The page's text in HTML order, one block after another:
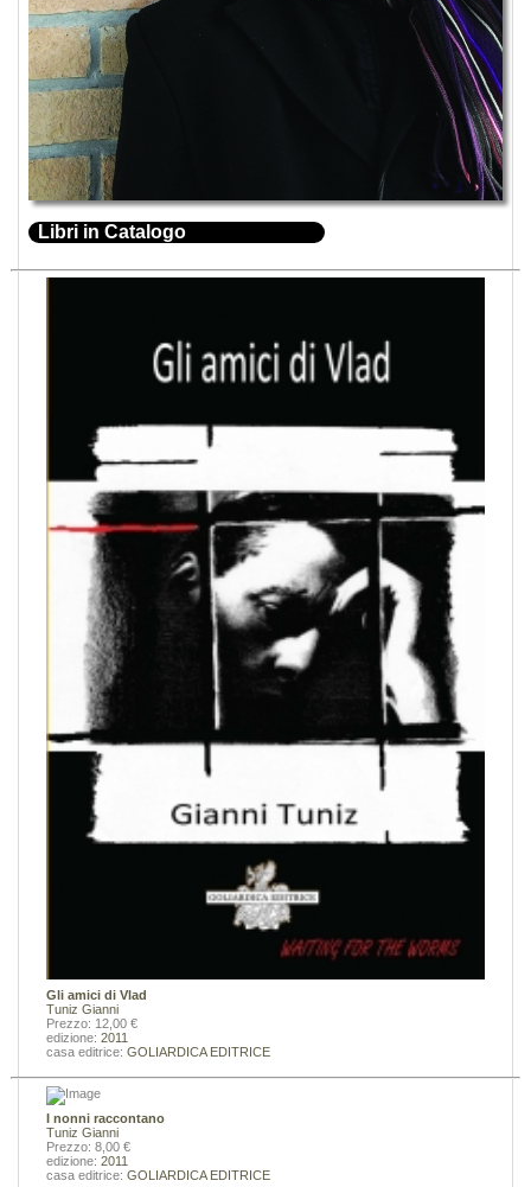
Libri in Catalogo
Gli amici di Vlad
Tuniz Gianni
Prezzo: 12,00 €
edizione: 2011
casa editrice: GOLIARDICA EDITRICE
I nonni raccontano
Tuniz Gianni
Prezzo: 8,00 €
edizione: 2011
casa editrice: GOLIARDICA EDITRICE